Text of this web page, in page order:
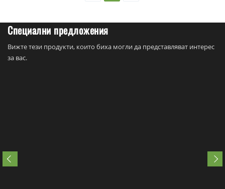
Специални предложения
Вижте тези продукти, които биха могли да представляват интерес
за вас.